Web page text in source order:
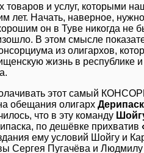
товаров и услуг, которыми
лет. Начать, наверное, нужно
он в Туве никогда не
В этом смысле
из олигархов,
жизнь в республике и
этот самый
обещания олигарх
что в эту команду
по дешёвке прихватив
ему условий Шойгу и
Сергея Пугачёва и